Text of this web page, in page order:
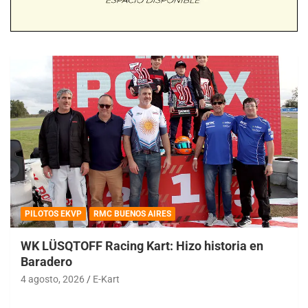
PILOTOS EKVP RMC BUENOS AIRES
WK LÜSQTOFF Racing Kart: Hizo historia en
Baradero
4 agosto, 2026 E-Kart